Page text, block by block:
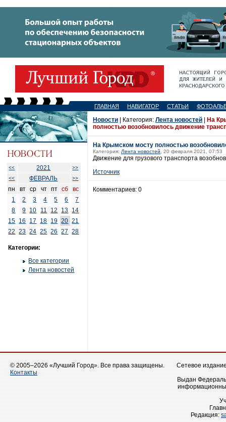
ГЛАВНАЯ НАВИГАТОР СТАТЬИ
<< 2021
>>
<<
ФЕВРАЛЬ >>
пн вт ср чт пт сб
вс
1
2 3 4 5 6
7
8
9 10 11 12 13 14
15 16 17 18 19 20 21
22
23 24 25 26 27 28
Категории:
Все категории
Лента новостей
Новости | Категория: Лента новостей
На
полностью возобновилось движение
На Крымском мосту полностью
Категория: Лента новостей , 20 февраля 2021, 07:53
Движение для грузового транспорта
Источник
Комментариев: 0
© 2005–2026 «Лучший Город». Все права защищены.
Контакты
Сетевое
Выдан
Редакция: